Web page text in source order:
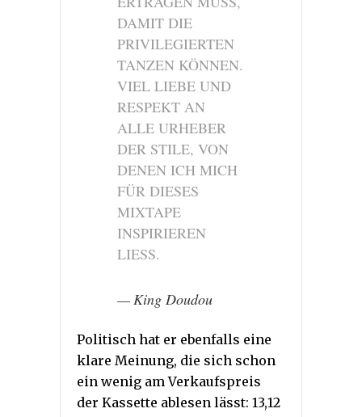
DAMIT DIE
PRIVILEGIERTEN
TANZEN KÖNNEN.
VIEL LIEBE UND
RESPEKT AN
ALLE URHEBER
DER STILE, VON
DENEN ICH MICH
FÜR DIESES
MIXTAPE
INSPIRIEREN
LIESS.
King Doudou
Politisch hat er ebenfalls eine
klare Meinung, die sich schon
ein wenig am Verkaufspreis
der Kassette ablesen lässt: 13,12